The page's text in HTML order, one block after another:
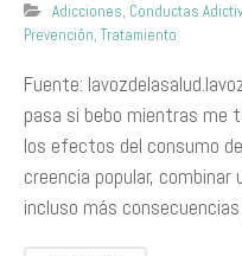
Adicciones, Conductas
Prevención, Tratamiento
Fuente:
pasa si bebo mientras me
los efectos del consumo
creencia popular, combinar
incluso más